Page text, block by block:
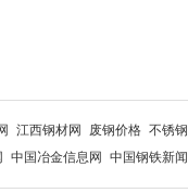
江西钢材网 废钢价格 不锈钢
中国冶金信息网 中国钢铁新